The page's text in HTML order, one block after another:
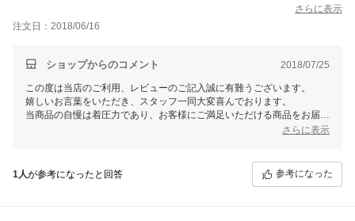
さらに表示
注文日：2018/06/16
ショップからのコメント 2018/07/25
この度は当店のご利用、レビューのご記入誠に有難うございます。
嬉しいお言葉をいただき、スタッフ一同大変喜んでおります。
当商品の自慢は着圧力であり、お客様にご満足いただける商品をお届け
さらに表示
1人が参考になったと回答 参考になった